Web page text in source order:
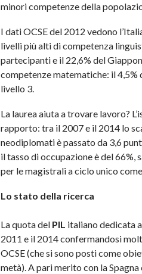
minori competenze della
I dati OCSE del 2012 vedono
livelli più alti di competenza
partecipanti e il 22,6% del
competenze matematiche: il
livello 3.
La laurea aiuta a trovare lavoro?
rapporto: tra il 2007 e il 2014 lo
neodiplomati è passato da 3,6
il tasso di occupazione è del 66%,
per le magistrali a ciclo unico
Lo stato della ricerca
La quota del PIL italiano dedicata
2011 e il 2014 confermandosi
OCSE (che si sono posti come
metà). A pari merito con la